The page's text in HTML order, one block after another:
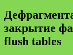
закрытие
flush tables